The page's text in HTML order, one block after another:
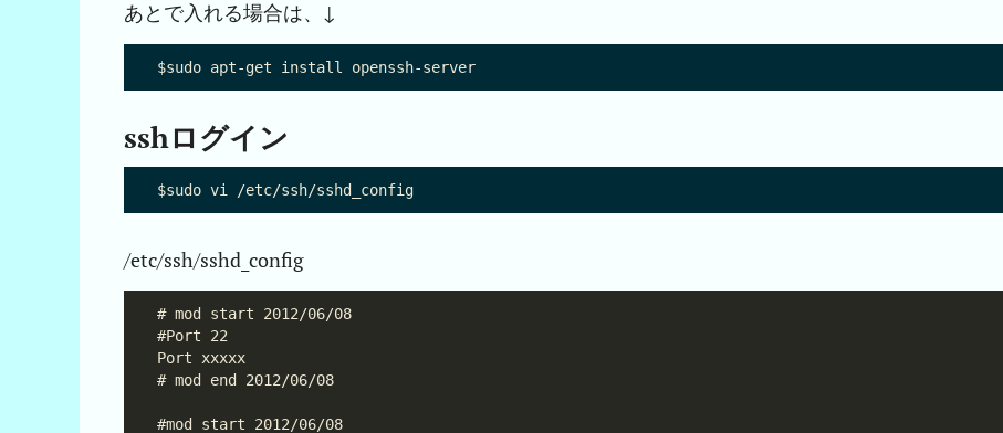
あとで入れる場合は、↓
sshログイン
/etc/ssh/sshd_config